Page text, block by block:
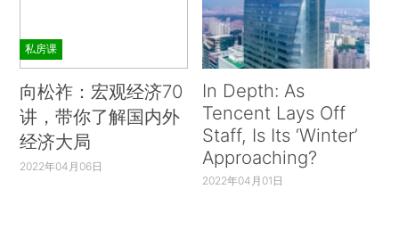
私房课
向松祚：宏观经济70
讲，带你了解国内外
经济大局
2022年04月06日
In Depth: As
Tencent Lays Off
Staff, Is Its ‘Winter’
Approaching?
2022年04月01日